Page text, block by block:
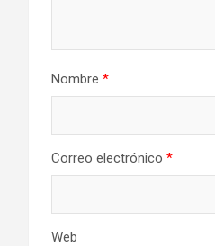
Nombre *
Correo electrónico *
Web